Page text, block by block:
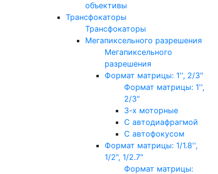
объективы
Трансфокаторы
Трансфокаторы
Мегапиксельного разрешения
Мегапиксельного
разрешения
Формат матрицы: 1'', 2/3"
Формат матрицы: 1'',
2/3"
3-х моторные
С автодиафрагмой
С автофокусом
Формат матрицы: 1/1.8'',
1/2", 1/2.7"
Формат матрицы: